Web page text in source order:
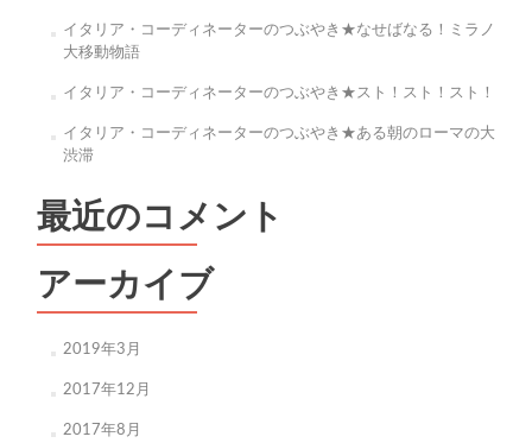
イタリア・コーディネーターのつぶやき★なせばなる！ミラノ
大移動物語
イタリア・コーディネーターのつぶやき★スト！スト！スト！
イタリア・コーディネーターのつぶやき★ある朝のローマの大
渋滞
最近のコメント
アーカイブ
2019年3月
2017年12月
2017年8月